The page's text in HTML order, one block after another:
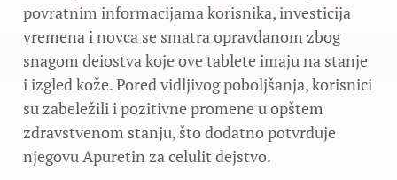
povratnim informacijama korisnika, investicija
vremena i novca se smatra opravdanom zbog
snagom deiostva koje ove tablete imaju na stanje
i izgled kože. Pored vidljivog poboljšanja, korisnici
su zabeležili i pozitivne promene u opštem
zdravstvenom stanju, što dodatno potvrđuje
njegovu Apuretin za celulit dejstvo.